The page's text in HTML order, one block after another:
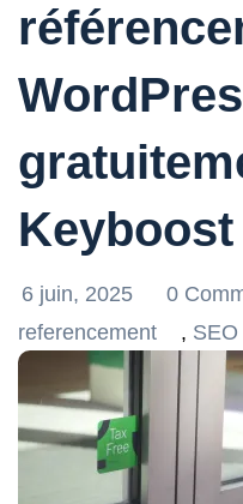
Keyboost
6 juin, 2025 0
referencement
, SEO